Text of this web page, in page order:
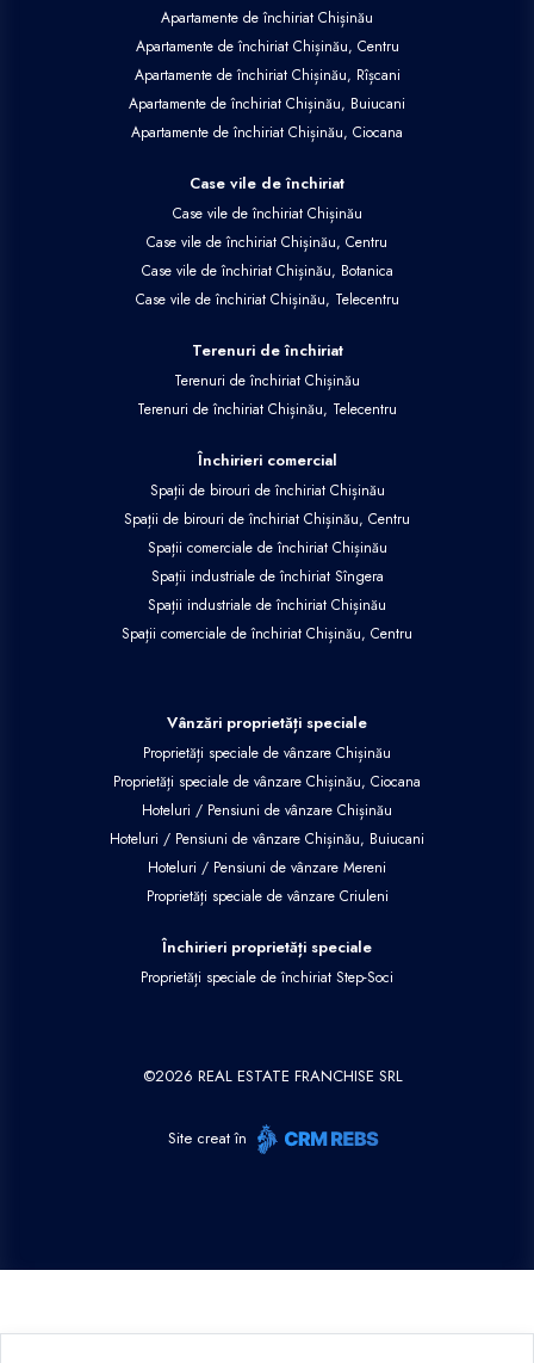
Apartamente de închiriat Chișinău
Apartamente de închiriat Chișinău, Centru
Apartamente de închiriat Chișinău, Rîșcani
Apartamente de închiriat Chișinău, Buiucani
Apartamente de închiriat Chișinău, Ciocana
Case vile de închiriat
Case vile de închiriat Chișinău
Case vile de închiriat Chișinău, Centru
Case vile de închiriat Chișinău, Botanica
Case vile de închiriat Chișinău, Telecentru
Terenuri de închiriat
Terenuri de închiriat Chișinău
Terenuri de închiriat Chișinău, Telecentru
Închirieri comercial
Spații de birouri de închiriat Chișinău
Spații de birouri de închiriat Chișinău, Centru
Spații comerciale de închiriat Chișinău
Spații industriale de închiriat Sîngera
Spații industriale de închiriat Chișinău
Spații comerciale de închiriat Chișinău, Centru
Vânzări proprietăți speciale
Proprietăți speciale de vânzare Chișinău
Proprietăți speciale de vânzare Chișinău, Ciocana
Hoteluri / Pensiuni de vânzare Chișinău
Hoteluri / Pensiuni de vânzare Chișinău, Buiucani
Hoteluri / Pensiuni de vânzare Mereni
Proprietăți speciale de vânzare Criuleni
Închirieri proprietăți speciale
Proprietăți speciale de închiriat Step-Soci
©2026 REAL ESTATE FRANCHISE SRL
Site creat în